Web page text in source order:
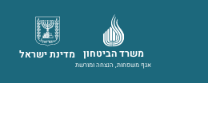
מדינת ישראל משרד הביטחון
אגף משפחות, הנצחה ומורשת